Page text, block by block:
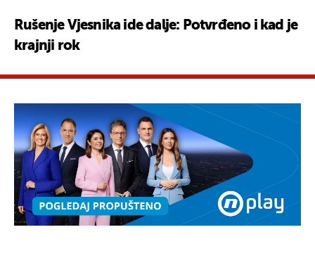
Rušenje Vjesnika ide dalje: Potvrđeno i kad je
krajnji rok